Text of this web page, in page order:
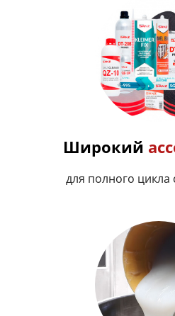
Широкий
для полного цикла